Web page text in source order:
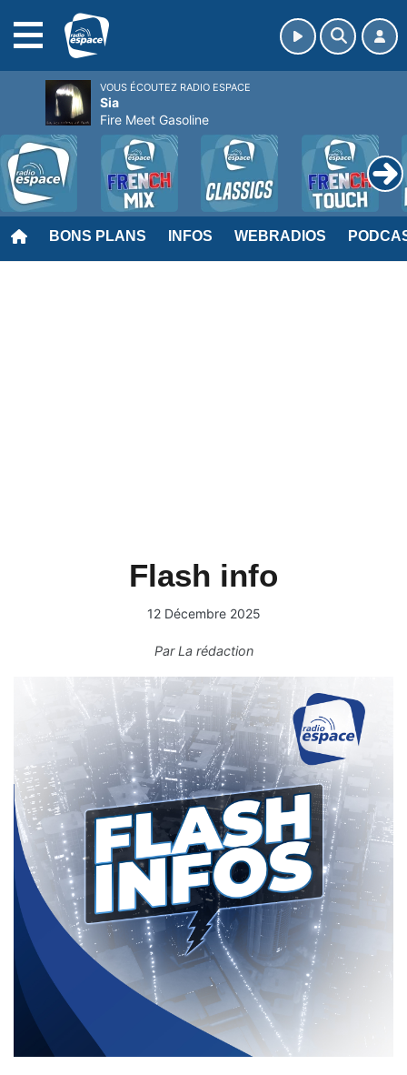
BONS PLANS INFOS WEBRADIOS
Flash info
12 Décembre 2025
ParLa rédaction
VOUS ÉCOUTEZ RADIO ESPACE
Sia
Fire Meet Gasoline